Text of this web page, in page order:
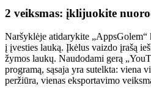
2 veiksmas: įklijuokite
Naršyklėje atidarykite
į įvesties lauką. Įkėlus vaizdo įrašą
žymos laukų. Naudodami gerą
programą, sąsaja yra sutelkta: viena
peržiūra, vienas eksportavimo